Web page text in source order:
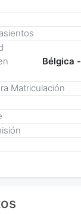
Bélgica
Matriculación